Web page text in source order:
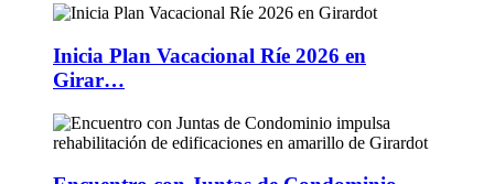
Inicia Plan Vacacional Ríe 2026 en
Girar…